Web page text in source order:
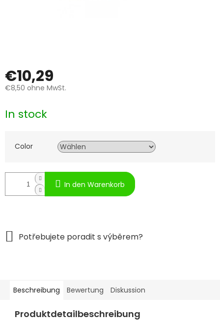
€10,29
€8,50 ohne MwSt.
In stock
Color
In den Warenkorb
Beschreibung Bewertung Diskussion
Produktdetailbeschreibung